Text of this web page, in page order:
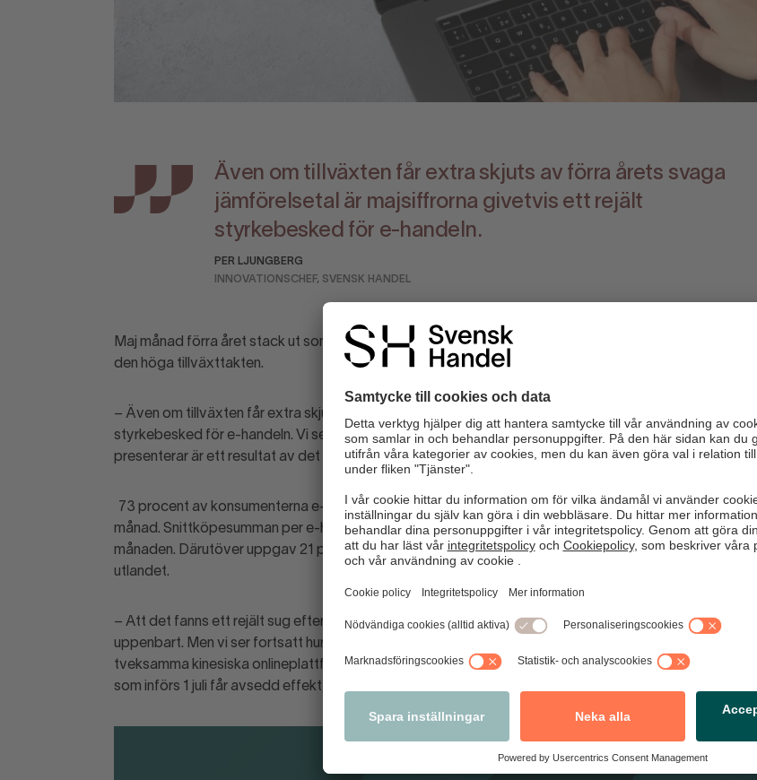
Även om tillväxten får extra skjuts av förra årets svaga
jämförelsetal är majsiffrorna givetvis ett rejält
styrkebesked för e-handeln.
PER LJUNGBERG
INNOVATIONSCHEF, SVENSK HANDEL
Maj månad förra året stack ut som exceptionellt svag vilket måste tas i beaktning vid en värdering av
den höga tillväxttakten.
– Även om tillväxten får extra skjuts av förra årets svaga jämförelsetal är majsiffrorna givetvis ett rejält
styrkebesked för e-handeln. Vi ser sakta men säkert hur konjunkturläget förbättras, och siffrornavi
presenterar är ett resultat av det säger Per Ljungberg, innovationschef på Svensk Handel.
73 procent av konsumenterna e-handlade vilket är den högsta uppmätta andelen någonsin för maj
månad. Snittköpesumman per e-handelskonsument var dessutom en tangerad högsta notering för
månaden. Därutöver uppgav 21 procent av konsumenterna att de under maj månad e-handlat från
utlandet.
– Att det fanns ett rejält sug efter att handla inför examensfiranden och stundande semestertider är
uppenbart. Men vi ser fortsatt hur oroväckande stora mängder av konsumtionen enbart gynnar
tveksamma kinesiska onlineplattformar. Vi är skeptiska, men hoppas givetvis att den nya tullavgiften
som införs 1 juli får avsedd effekt, säger Per Ljungberg.
Ladda ner material